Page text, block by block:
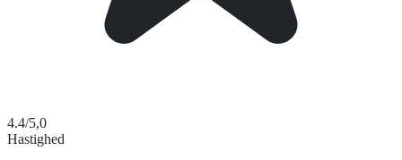
4.4/5,0
Hastighed